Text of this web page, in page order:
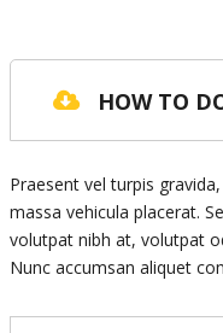
HOW TO
Praesent vel turpis
massa vehicula placerat.
volutpat nibh at, volutpat
Nunc accumsan aliquet